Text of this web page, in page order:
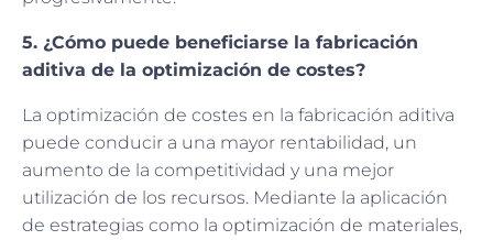
5. ¿Cómo puede beneficiarse la fabricación
aditiva de la optimización de costes?
La optimización de costes en la fabricación aditiva
puede conducir a una mayor rentabilidad, un
aumento de la competitividad y una mejor
utilización de los recursos. Mediante la aplicación
de estrategias como la optimización de materiales,